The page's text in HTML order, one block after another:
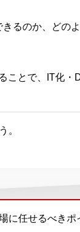
るのか、どの
ことで、IT化・
。
に任せるべきポ